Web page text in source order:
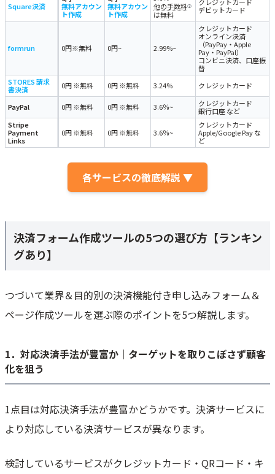
Square決済
無料アカウン
ト作成
無料アカウン
ト作成
他の手数料 i
は無料
デビットカード
formrun 0円※無料 0円~ 2.99%~
クレジットカード
オンライン決済
（PayPay・Apple
Pay・PayPal）
コンビニ決済、口座振
替
STORES 請求
書決済
0円 ※無料 0円 ※無料 3.24% クレジットカード
PayPal 0円 ※無料 0円 ※無料 3.6％~
クレジットカード
銀行口座 など
Stripe
Payment
Links
0円 ※無料 0円 ※無料 3.6％~
クレジットカード
Apple/Google Pay な
ど
各サービスの徹底解説 ▼
決済フォーム作成ツールの5つの選び方【ランキン
グあり】
つづいて業界＆目的別の決済機能付き申し込みフォーム＆
ページ作成ツールを選ぶ際のポイントを5つ解説します。
1．対応決済手法が豊富か｜ターゲットを取りこぼさず顧客
化を狙う
1点目は対応決済手法が豊富かどうかです。決済サービスに
より対応している決済サービスが異なります。
検討しているサービスがクレジットカード・QRコード・キ